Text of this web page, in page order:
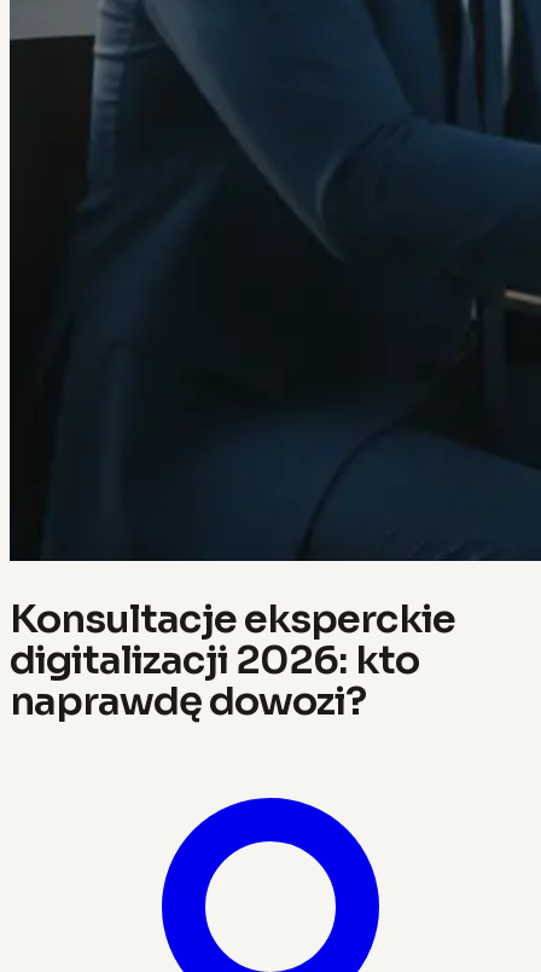
Konsultacje eksperckie
digitalizacji 2026: kto
naprawdę dowozi?